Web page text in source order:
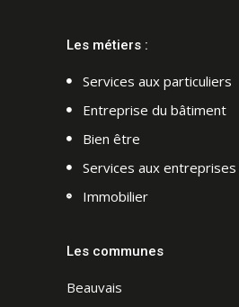
Les métiers :
Services aux particuliers
Entreprise du bâtiment
Bien être
Services aux entreprises
Immobilier
Les communes
Beauvais